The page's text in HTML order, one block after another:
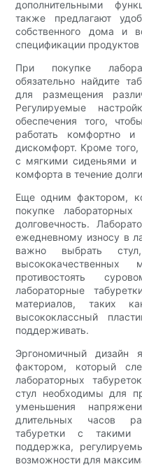
дополнительными
также предлагают
собственного дома и
спецификации
При покупке
обязательно найдите
для размещения
Регулируемые
обеспечения того,
работать комфортно и
дискомфорт. Кроме
с мягкими сиденьями и
комфорта в течение
Еще одним фактором,
покупке
долговечность.
ежедневному износу в
важно выбрать
высококачественных
противостоять
лабораторные
материалов, таких
высококлассный
поддерживать.
Эргономичный
фактором, который
лабораторных
стул необходимы для
уменьшения
длительных часов
табуретки с такими
поддержка,
возможности для